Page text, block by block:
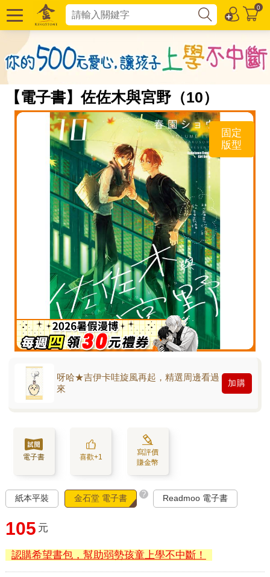
0
【電子書】佐佐木與宮野（10）
固定
版型
呀哈★吉伊卡哇旋風再起，精選周邊看過
來
加購
電子書 喜歡+1
寫評價
賺金幣
紙本平裝 金石堂 電子書 ? Readmoo 電子書
105 元
認購希望書包，幫助弱勢孩童上學不中斷！